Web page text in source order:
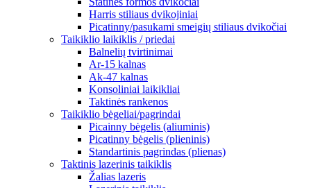
Harris stiliaus dvikojiniai
Picatinny/pasukami smeigių stiliaus dvikočiai
Taikiklio laikiklis / priedai
Balnelių tvirtinimai
Ar-15 kalnas
Ak-47 kalnas
Konsoliniai laikikliai
Taktinės rankenos
Taikiklio bėgeliai/pagrindai
Picainny bėgelis (aliuminis)
Picatinny bėgelis (plieninis)
Standartinis pagrindas (plienas)
Taktinis lazerinis taikiklis
Žalias lazeris